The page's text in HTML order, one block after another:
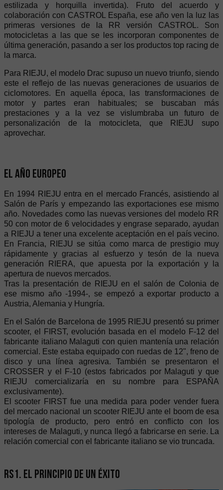
estilizada y horquilla invertida). Fruto del acuerdo y
colaboración con CASTROL España, ese año ven la luz las
primeras versiones de la RR versión CASTROL. Son
motocicletas a las que se les incorporan componentes de
última generación, pasando a ser los productos top racing de
la marca.
Para RIEJU, el modelo Drac supuso un nuevo triunfo, siendo
este el reflejo de las nuevas generaciones de usuarios de
ciclomotores. En aquella época, las transformaciones de
motor y partes eran habituales; se buscaban más
prestaciones y a la vez se vislumbraba un futuro de
personalización de la motocicleta, que RIEJU supo
aprovechar.
El año Europeo
En 1994 RIEJU entra en el mercado Francés, asistiendo al
Salón de París y empezando las exportaciones ese mismo
año. Novedades como las nuevas versiones del modelo RR
50 con motor de 6 velocidades y engrase separado, ayudan
a RIEJU a tener una excelente aceptación en el país vecino.
En Francia, RIEJU se sitúa como marca de prestigio muy
rápidamente y gracias al esfuerzo y tesón de la nueva
generación RIERA, que apuesta por la exportación y la
apertura de nuevos mercados.
Tras la presentación de RIEJU en el salón de Colonia de
ese mismo año -1994-, se empezó a exportar producto a
Austria, Alemania y Hungría.
En el Salón de Barcelona de 1995 RIEJU presentó su primer
scooter, el FIRST, evolución basada en el modelo F-12 del
fabricante italiano Malaguti con quien mantenía una relación
comercial. Este estaba equipado con ruedas de 12", freno de
disco y una línea agresiva. También se presentaron el
CROSSER y el F-10 (estos fabricados por Malaguti y que
RIEJU comercializaría en su nombre para ESPAÑA
exclusivamente).
El scooter FIRST fue una medida para poder vender fuera
del mercado nacional un scooter RIEJU ante el boom de esa
tipología de producto, pero entró en conflicto con los
intereses de Malaguti, y nunca llegó a fabricarse en serie. La
relación comercial con el fabricante italiano se vio truncada.
RS1. El principio de un éxito